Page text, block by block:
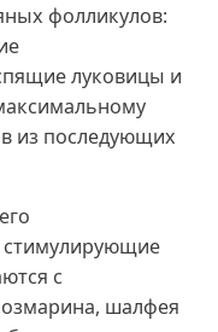
фолликулов:
луковицы и
из последующих
стимулирующие
с
шалфея